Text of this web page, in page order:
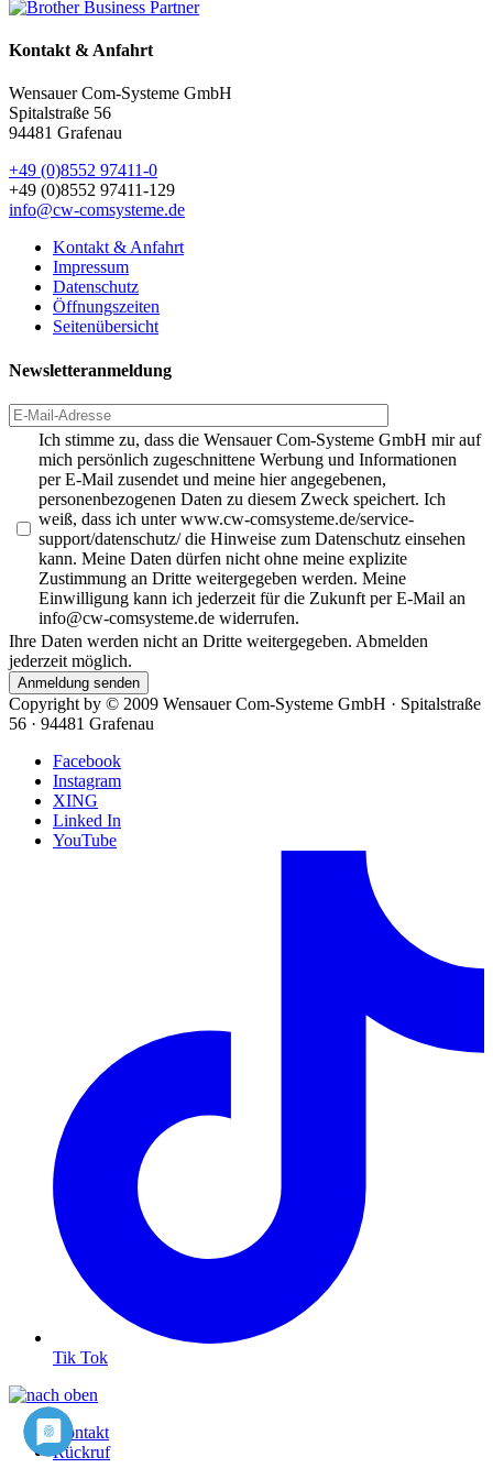
Kontakt & Anfahrt
Wensauer Com-Systeme GmbH
Spitalstraße 56
94481 Grafenau
+49 (0)8552 97411-0
+49 (0)8552 97411-129
info@cw-comsysteme.de
Kontakt & Anfahrt
Impressum
Datenschutz
Öffnungszeiten
Seitenübersicht
Newsletteranmeldung
Ich stimme zu, dass die Wensauer Com-Systeme GmbH mir auf
mich persönlich zugeschnittene Werbung und Informationen
per E-Mail zusendet und meine hier angegebenen,
personenbezogenen Daten zu diesem Zweck speichert. Ich
weiß, dass ich unter www.cw-comsysteme.de/service-
support/datenschutz/ die Hinweise zum Datenschutz einsehen
kann. Meine Daten dürfen nicht ohne meine explizite
Zustimmung an Dritte weitergegeben werden. Meine
Einwilligung kann ich jederzeit für die Zukunft per E-Mail an
info@cw-comsysteme.de widerrufen.
Ihre Daten werden nicht an Dritte weitergegeben. Abmelden
jederzeit möglich.
Anmeldung senden
Copyright by © 2009 Wensauer Com-Systeme GmbH · Spitalstraße
56 · 94481 Grafenau
Facebook
Instagram
XING
Linked In
YouTube
Tik Tok
Kontakt
Rückruf